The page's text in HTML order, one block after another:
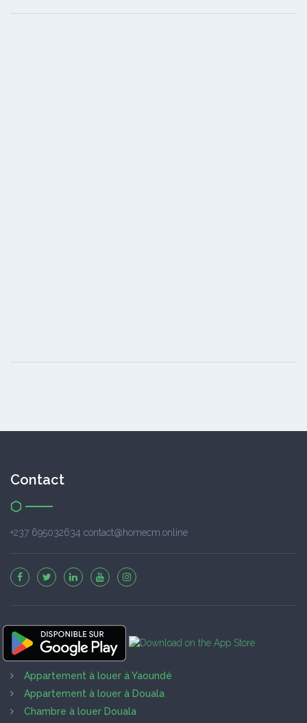
Contact
+237 695032634 contact@homecm.online
Appartement à louer à Yaoundé
Appartement à louer à Douala
Chambre à louer Douala